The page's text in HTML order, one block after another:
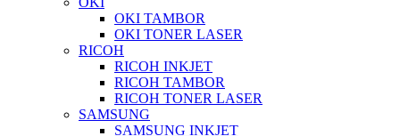
OKI TAMBOR
OKI TONER LASER
RICOH
RICOH INKJET
RICOH TAMBOR
RICOH TONER LASER
SAMSUNG
SAMSUNG INKJET